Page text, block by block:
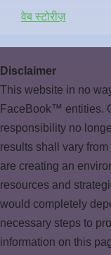
वेब स्टोरीज़
Disclaimer
This website in no
FaceBook™ entities.
responsibility no
results shall vary
are creating an
resources and
would completely
necessary steps to
information on this